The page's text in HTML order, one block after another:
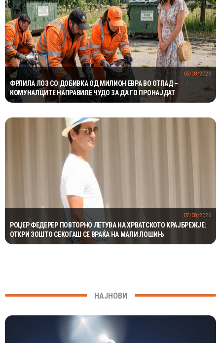
ФРЛИЛА ЛОЗ СО ДОБИВКА ОД МИЛИОН ЕВРА ВО ОТПАД –
КОМУНАЛЦИТЕ НАПРАВИЛЕ ЧУДО ЗА ДА ГО ПРОНАЈДАТ
05/08/2026
РОЏЕР ФЕДЕРЕР ПОВТОРНО ЛЕТУВА НА ХРВАТСКОТО КРАЈБРЕЖЈЕ:
ОТКРИ ЗОШТО СЕКОГАШ СЕ ВРАЌА НА МАЛИ ЛОШИЊ
07/08/2026
НАЈНОВИ